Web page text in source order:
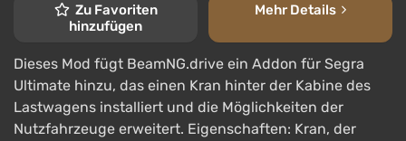
Zu Favoriten
hinzufügen
Mehr Details
Dieses Mod fügt BeamNG.drive ein Addon für Segra
Ultimate hinzu, das einen Kran hinter der Kabine des
Lastwagens installiert und die Möglichkeiten der
Nutzfahrzeuge erweitert. Eigenschaften: Kran, der